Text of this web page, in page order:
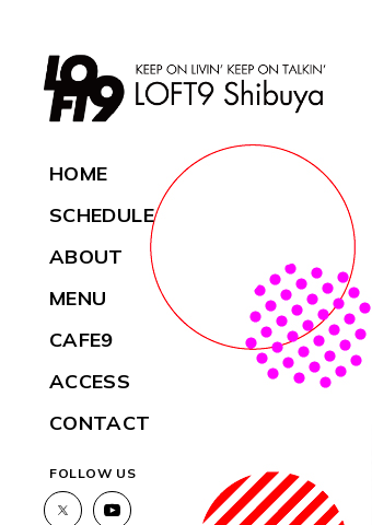
HOME
SCHEDULE
ABOUT
MENU
CAFE9
ACCESS
CONTACT
FOLLOW US